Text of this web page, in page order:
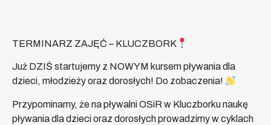
TERMINARZ ZAJĘĆ – KLUCZBORK
Już DZIŚ startujemy z NOWYM kursem pływania dla
dzieci, młodzieży oraz dorosłych! Do zobaczenia!
Przypominamy, że na pływalni OSiR w Kluczborku naukę
pływania dla dzieci oraz dorosłych prowadzimy w cyklach